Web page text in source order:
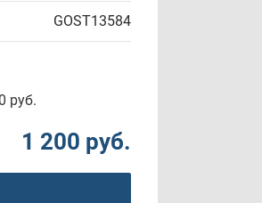
GOST13584
руб.
1 200 руб.